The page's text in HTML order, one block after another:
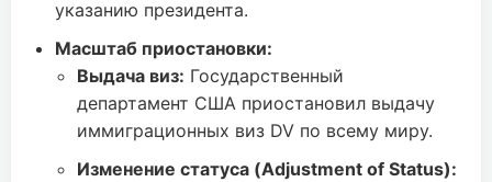
указанию президента.
Масштаб приостановки:
Выдача виз: Государственный
департамент США приостановил выдачу
иммиграционных виз DV по всему миру.
Изменение статуса (Adjustment of Status):